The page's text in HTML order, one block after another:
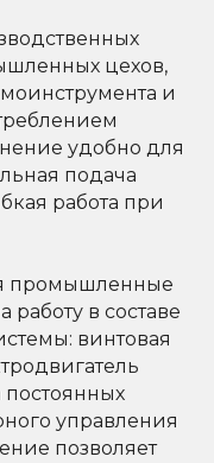
цехов,
и
удобно для
подача
работа при
промышленные
в составе
винтовая
постоянных
управления
позволяет